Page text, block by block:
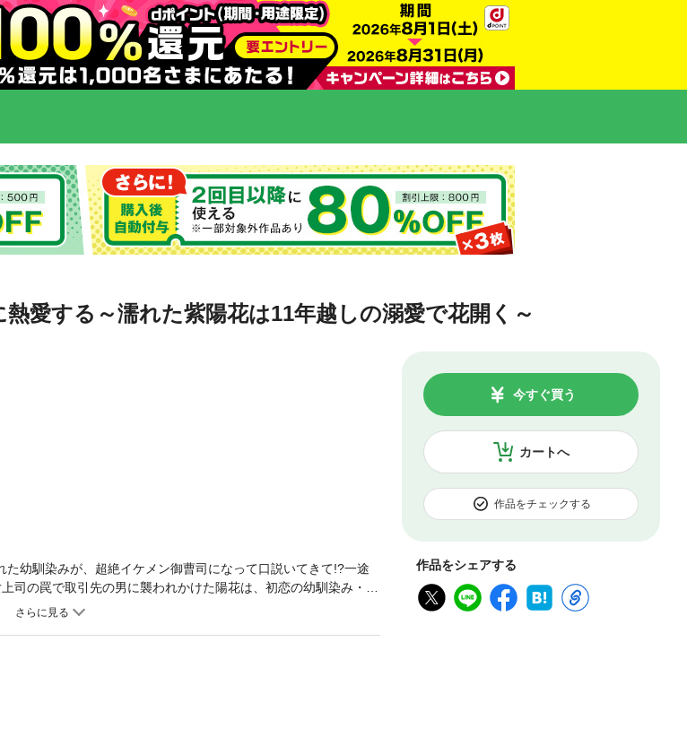
愛する～濡れた紫陽花は11年越しの溺愛で花開く～
カートへ
今すぐ買う
作品をチェックする
作品をシェアする
た幼馴染みが、超絶イケメン御曹司になって口説いてきて!?一途
司の罠で取引先の男に襲われかけた陽花は、初恋の幼馴染み・龍
プの御曹司だったことに驚き、蘇る失恋の痛みに逃げ出す陽花。